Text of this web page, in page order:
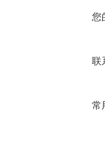
您
联
常